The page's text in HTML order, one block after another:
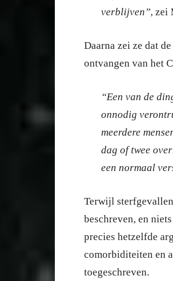
verblijven”, zei
Daarna zei ze dat
ontvangen van het
“Een van de
onnodig
meerdere
dag of twee
een normaal
Terwijl
beschreven, en
precies hetzelfde
comorbiditeiten en
toegeschreven.